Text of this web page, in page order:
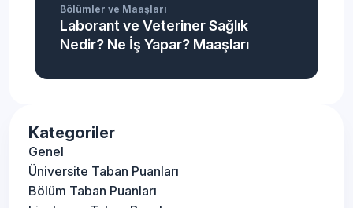
Bölümler ve Maaşları
Laborant ve Veteriner Sağlık
Nedir? Ne İş Yapar? Maaşları
Kategoriler
Genel
Üniversite Taban Puanları
Bölüm Taban Puanları